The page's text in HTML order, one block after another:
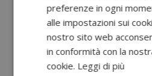
preferenze in ogni
alle impostazioni sui
nostro sito web
in conformità con la
cookie. Leggi di più